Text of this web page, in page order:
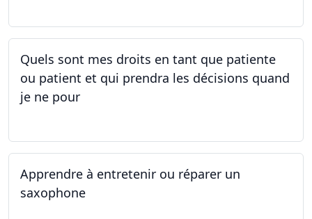
Quels sont mes droits en tant que patiente
ou patient et qui prendra les décisions quand
je ne pour
Apprendre à entretenir ou réparer un
saxophone